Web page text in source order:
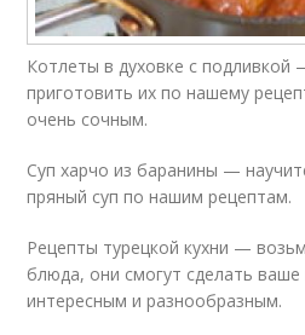
Котлеты в духовке с подливкой
приготовить их по нашему
очень сочным.
Суп харчо из баранины —
пряный суп по нашим рецептам.
Рецепты турецкой кухни —
блюда, они смогут сделать
интересным и разнообразным.